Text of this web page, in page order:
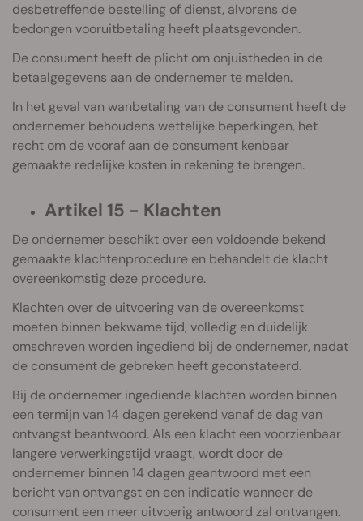
desbetreffende bestelling of dienst, alvorens de
bedongen vooruitbetaling heeft plaatsgevonden.
De consument heeft de plicht om onjuistheden in de
betaalgegevens aan de ondernemer te melden.
In het geval van wanbetaling van de consument heeft de
ondernemer behoudens wettelijke beperkingen, het
recht om de vooraf aan de consument kenbaar
gemaakte redelijke kosten in rekening te brengen.
Artikel 15 - Klachten
De ondernemer beschikt over een voldoende bekend
gemaakte klachtenprocedure en behandelt de klacht
overeenkomstig deze procedure.
Klachten over de uitvoering van de overeenkomst
moeten binnen bekwame tijd, volledig en duidelijk
omschreven worden ingediend bij de ondernemer, nadat
de consument de gebreken heeft geconstateerd.
Bij de ondernemer ingediende klachten worden binnen
een termijn van 14 dagen gerekend vanaf de dag van
ontvangst beantwoord. Als een klacht een voorzienbaar
langere verwerkingstijd vraagt, wordt door de
ondernemer binnen 14 dagen geantwoord met een
bericht van ontvangst en een indicatie wanneer de
consument een meer uitvoerig antwoord zal ontvangen.